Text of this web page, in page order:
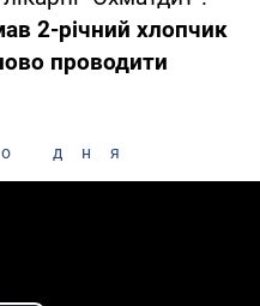
2-річний хлопчик
проводити
дня